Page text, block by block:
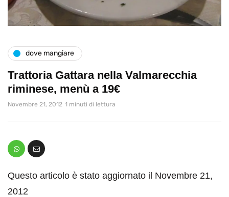
dove mangiare
Trattoria Gattara nella Valmarecchia
riminese, menù a 19€
Novembre 21, 2012 1 minuti di lettura
Questo articolo è stato aggiornato il Novembre 21,
2012